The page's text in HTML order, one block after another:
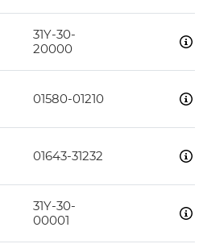
31Y-30-
20000
01580-01210
01643-31232
31Y-30-
00001